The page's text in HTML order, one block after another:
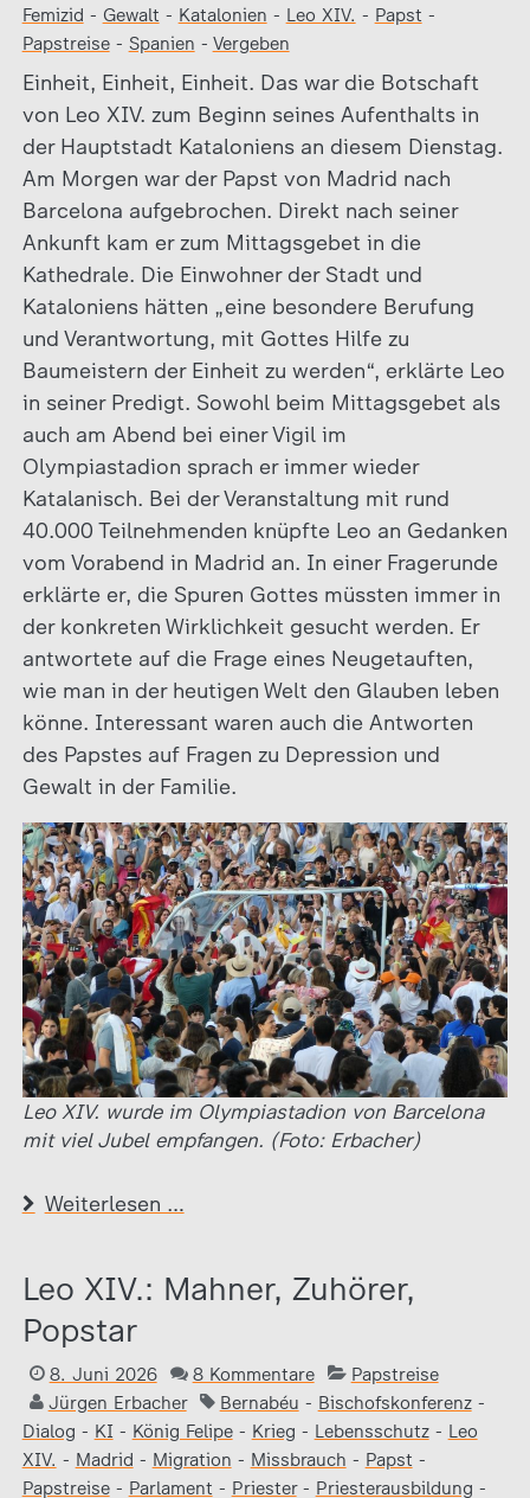
Femizid - Gewalt - Katalonien - Leo XIV. - Papst -
Papstreise- Spanien - Vergeben
Einheit, Einheit, Einheit. Das war die Botschaft
von Leo XIV. zum Beginn seines Aufenthalts in
der Hauptstadt Kataloniens an diesem Dienstag.
Am Morgen war der Papst von Madrid nach
Barcelona aufgebrochen. Direkt nach seiner
Ankunft kam er zum Mittagsgebet in die
Kathedrale. Die Einwohner der Stadt und
Kataloniens hätten „eine besondere Berufung
und Verantwortung, mit Gottes Hilfe zu
Baumeistern der Einheit zu werden“, erklärte Leo
in seiner Predigt. Sowohl beim Mittagsgebet als
auch am Abend bei einer Vigil im
Olympiastadion sprach er immer wieder
Katalanisch. Bei der Veranstaltung mit rund
40.000 Teilnehmenden knüpfte Leo an Gedanken
vom Vorabend in Madrid an. In einer Fragerunde
erklärte er, die Spuren Gottes müssten immer in
der konkreten Wirklichkeit gesucht werden. Er
antwortete auf die Frage eines Neugetauften,
wie man in der heutigen Welt den Glauben leben
könne. Interessant waren auch die Antworten
des Papstes auf Fragen zu Depression und
Gewalt in der Familie.
Leo XIV. wurde im Olympiastadion von Barcelona
mit viel Jubel empfangen. (Foto: Erbacher)
Weiterlesen …
Leo XIV.: Mahner, Zuhörer,
Popstar
8. Juni 2026 8 Kommentare
Papstreise
Jürgen Erbacher
Bernabéu - Bischofskonferenz-
Dialog - KI - König Felipe- Krieg - Lebensschutz- Leo
XIV. - Madrid - Migration - Missbrauch - Papst -
Papstreise- Parlament - Priester- Priesterausbildung -